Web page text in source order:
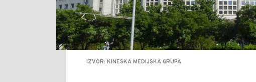
IZVOR: KINESKA MEDIJSKA GRUPA